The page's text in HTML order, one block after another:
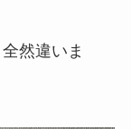
然違いま